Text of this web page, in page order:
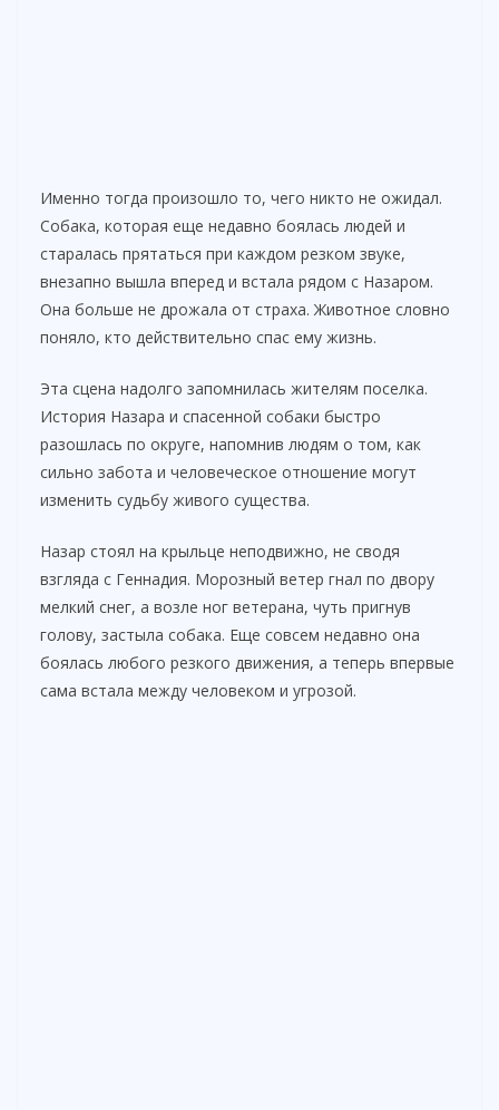
Именно тогда произошло то, чего никто не ожидал.
Собака, которая еще недавно боялась людей и
старалась прятаться при каждом резком звуке,
внезапно вышла вперед и встала рядом с Назаром.
Она больше не дрожала от страха. Животное словно
поняло, кто действительно спас ему жизнь.
Эта сцена надолго запомнилась жителям поселка.
История Назара и спасенной собаки быстро
разошлась по округе, напомнив людям о том, как
сильно забота и человеческое отношение могут
изменить судьбу живого существа.
Назар стоял на крыльце неподвижно, не сводя
взгляда с Геннадия. Морозный ветер гнал по двору
мелкий снег, а возле ног ветерана, чуть пригнув
голову, застыла собака. Еще совсем недавно она
боялась любого резкого движения, а теперь впервые
сама встала между человеком и угрозой.